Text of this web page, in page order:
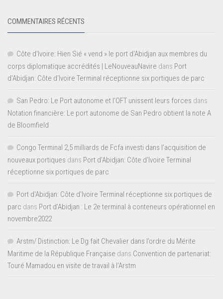
COMMENTAIRES RÉCENTS
Côte d'Ivoire: Hien Sié « vend » le port d'Abidjan aux membres du
corps diplomatique accrédités | LeNouveauNavire dans Port
d’Abidjan: Côte d’Ivoire Terminal réceptionne six portiques de parc
San Pedro: Le Port autonome et l’OFT unissent leurs forces dans
Notation financière: Le port autonome de San Pedro obtient la note A
de Bloomfield
Congo Terminal 2,5 milliards de Fcfa investi dans l’acquisition de
nouveaux portiques dans Port d’Abidjan: Côte d’Ivoire Terminal
réceptionne six portiques de parc
Port d'Abidjan: Côte d’Ivoire Terminal réceptionne six portiques de
parc dans Port d’Abidjan : Le 2e terminal à conteneurs opérationnel en
novembre2022
Arstm/ Distinction: Le Dg fait Chevalier dans l’ordre du Mérite
Maritime de la République Française dans Convention de partenariat:
Touré Mamadou en visite de travail à l’Arstm